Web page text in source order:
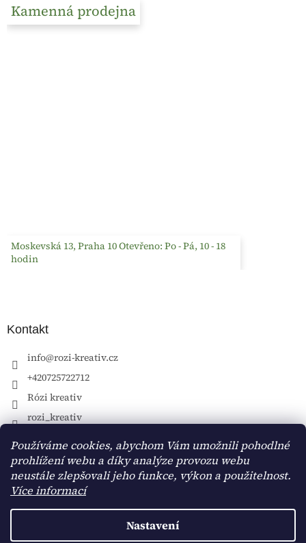
Používáme cookies, abychom Vám umožnili pohodlné
prohlížení webu a díky analýze provozu webu
neustále zlepšovali jeho funkce, výkon a použitelnost.
Více informací
Nastavení
Kamenná prodejna
Moskevská 13, Praha 10 Otevřeno: Po - Pá, 10 - 18
hodin
Kontakt
info@rozi-kreativ.cz
+420725722712
Rózi kreativ
rozi_kreativ
Vytvořil Shoptet